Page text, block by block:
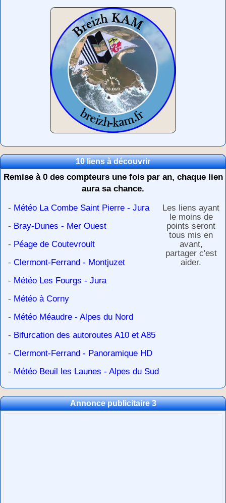
10 liens à découvrir
Remise à 0 des compteurs une fois par an, chaque lien
aura sa chance.
- Météo La Combe Saint Pierre - Jura
- Bray-Dunes - Mer Ouest
- Péage de Coutevroult
- Clermont-Ferrand - Montjuzet
- Météo Les Fourgs - Jura
- Météo à Corny
- Météo Méaudre - Alpes du Nord
- Bifurcation des autoroutes A10 et A85
- Clermont-Ferrand - Panoramique HD
- Météo Beuil les Launes - Alpes du Sud
Les liens ayant
le moins de
points seront
tous mis en
avant,
partager c'est
aider.
Annonce publicitaire 3